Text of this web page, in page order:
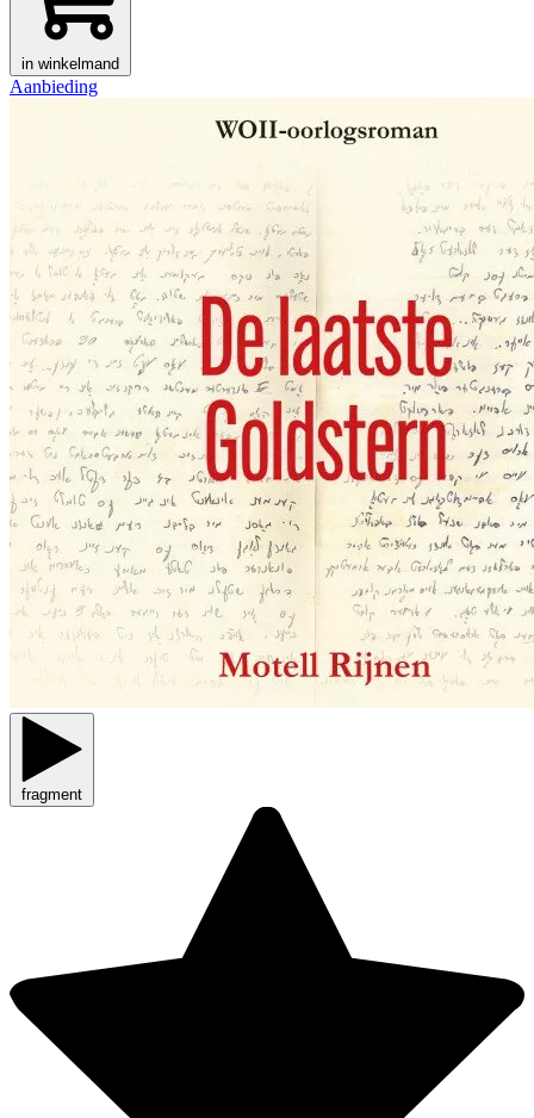
in winkelmand
Aanbieding
fragment